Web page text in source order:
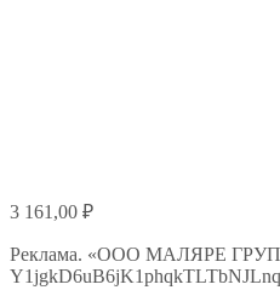
3 161,00 ₽
Реклама. «ООО МАЛЯРЕ